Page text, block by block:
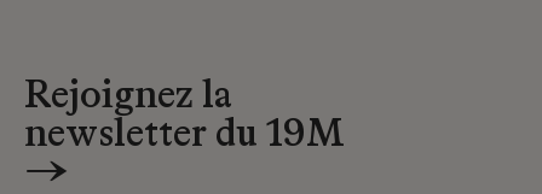
Rejoignez la
newsletter du 19M
→